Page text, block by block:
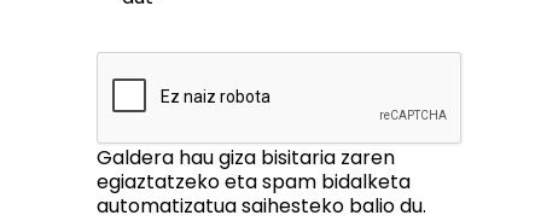
Galdera hau giza bisitaria zaren
egiaztatzeko eta spam bidalketa
automatizatua saihesteko balio du.